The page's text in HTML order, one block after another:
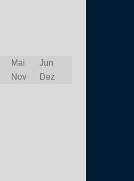
Mai
Jun
Nov
Dez